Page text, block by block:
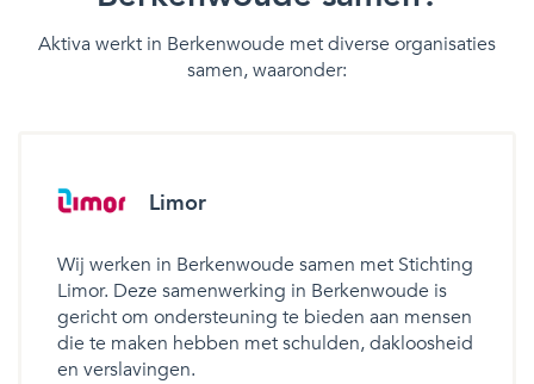
Aktiva werkt in Berkenwoude met diverse organisaties
samen, waaronder:
Limor
Wij werken in Berkenwoude samen met Stichting
Limor. Deze samenwerking in Berkenwoude is
gericht om ondersteuning te bieden aan mensen
die te maken hebben met schulden, dakloosheid
en verslavingen.